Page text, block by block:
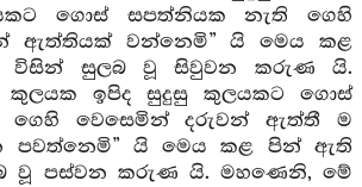
ගොස් සපත්නියක නැති ගෙහි
ඇත්තියක් වන්නෙමි” යි මෙය කළ
විසින් සුලබ වූ සිවුවන කරුණ යි.
කුලයක ඉපිද සුදුසු කුලයකට ගොස්
ගෙහි වෙසෙමින් දරුවන් ඇත්තී ම
පවත්නෙමි” යි මෙය කළ පින් ඇති
වූ පස්වන කරුණ යි. මහණෙනි, මේ